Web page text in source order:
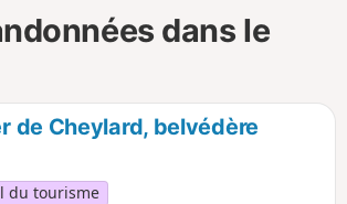
dans le
de Cheylard, belvédère
du tourisme